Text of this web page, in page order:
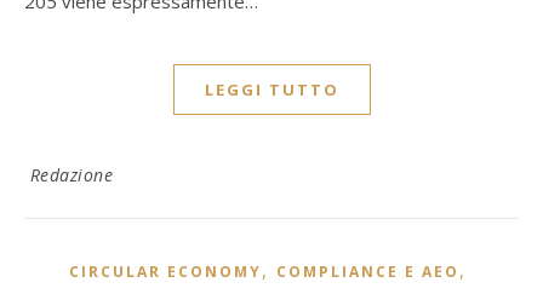
LEGGI TUTTO
Redazione
CIRCULAR ECONOMY, COMPLIANCE E AEO ,